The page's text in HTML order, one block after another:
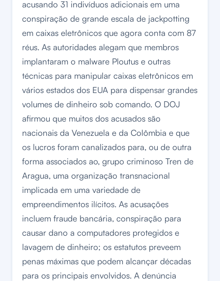
acusando 31 indivíduos adicionais em uma
conspiração de grande escala de jackpotting
em caixas eletrônicos que agora conta com 87
réus. As autoridades alegam que membros
implantaram o malware Ploutus e outras
técnicas para manipular caixas eletrônicos em
vários estados dos EUA para dispensar grandes
volumes de dinheiro sob comando. O DOJ
afirmou que muitos dos acusados são
nacionais da Venezuela e da Colômbia e que
os lucros foram canalizados para, ou de outra
forma associados ao, grupo criminoso Tren de
Aragua, uma organização transnacional
implicada em uma variedade de
empreendimentos ilícitos. As acusações
incluem fraude bancária, conspiração para
causar dano a computadores protegidos e
lavagem de dinheiro; os estatutos preveem
penas máximas que podem alcançar décadas
para os principais envolvidos. A denúncia